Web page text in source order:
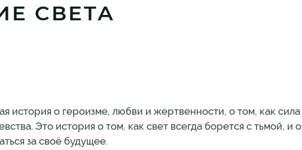
СВЕТА
история о героизме, любви и жертвенности, о том, как сила
Это история о том, как свет всегда борется с тьмой, и о
за своё будущее.